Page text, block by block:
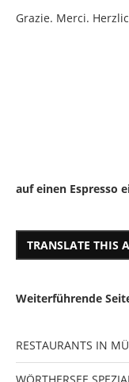
Grazie. Merci.
auf einen Espresso
TRANSLATE THIS
Weiterführende
RESTAURANTS IN